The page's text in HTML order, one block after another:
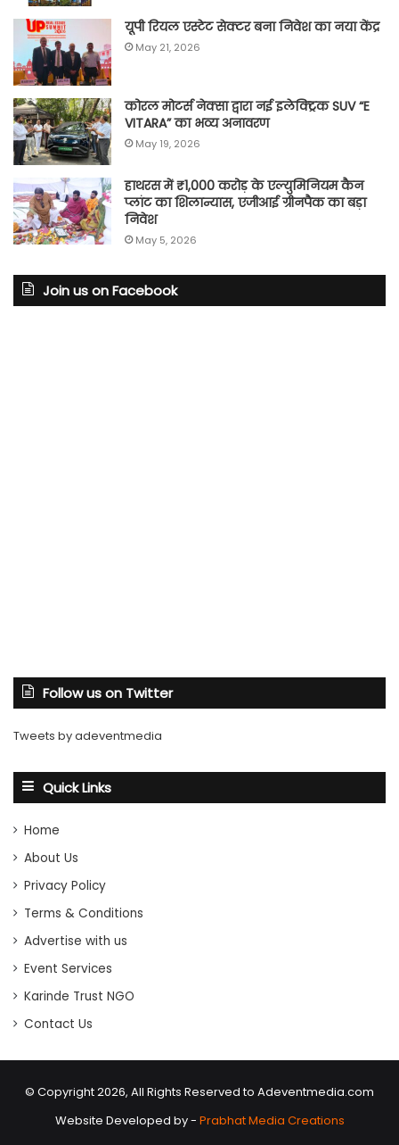
यूपी रियल एस्टेट सेक्टर बना निवेश का नया केंद्र
May 21, 2026
कोरल मोटर्स नेक्सा द्वारा नई इलेक्ट्रिक SUV “E
VITARA” का भव्य अनावरण
May 19, 2026
हाथरस में ₹1,000 करोड़ के एल्युमिनियम कैन
प्लांट का शिलान्यास, एजीआई ग्रीनपैक का बड़ा
निवेश
May 5, 2026
Join us on Facebook
Follow us on Twitter
Tweets by adeventmedia
Quick Links
Home
About Us
Privacy Policy
Terms & Conditions
Advertise with us
Event Services
Karinde Trust NGO
Contact Us
© Copyright 2026, All Rights Reserved to Adeventmedia.com
Website Developed by - Prabhat Media Creations